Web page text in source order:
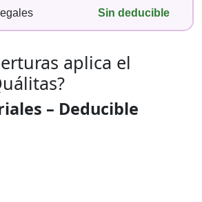
Sin deducible
aplica el
– Deducible